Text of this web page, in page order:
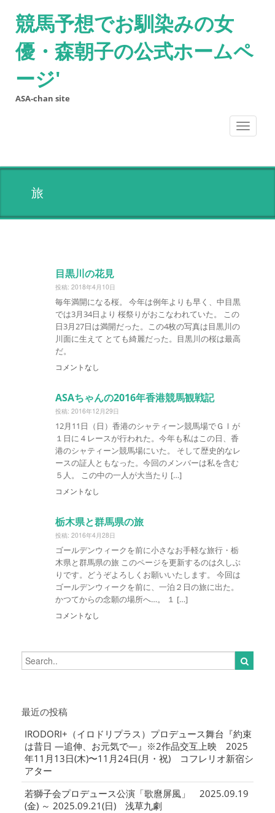
競馬予想でお馴染みの女
優・森朝子の公式ホームペ
ージ'
ASA-chan site
Toggle
旅
目黒川の花見
投稿: 2018年4月10日
毎年満開になる桜。 今年は例年よりも早く、中目黒
では3月34日より 桜祭りがおこなわれていた。 この
日3月27日は満開だった。この4枚の写真は目黒川の
川面に生えて とても綺麗だった。目黒川の桜は最高
だ。
コメントなし
ASAちゃんの2016年香港競馬観戦記
投稿: 2016年12月29日
12月11日（日）香港のシャティーン競馬場でＧⅠが
１日に４レースが行われた。今年も私はこの日、香
港のシャティーン競馬場にいた。 そして歴史的なレ
ースの証人ともなった。今回のメンバーは私を含む
５人。 この中の一人が大当たり […]
コメントなし
栃木県と群馬県の旅
投稿: 2016年4月28日
ゴールデンウィークを前に小さなお手軽な旅行・栃
木県と群馬県の旅 このページを更新するのは久しぶ
りです。どうぞよろしくお願いいたします。 今回は
ゴールデンウィークを前に、一泊２日の旅に出た。
かつてからの念願の場所へ…。 １ […]
コメントなし
最近の投稿
IRODORI+（イロドリプラス）プロデュース舞台『約束
は昔日 ―追伸、お元気で―』※2作品交互上映 2025
年11月13日(木)〜11月24日(月・祝) コフレリオ新宿シ
アター
若獅子会プロデュース公演「歌麿屏風」 2025.09.19
(金) ～ 2025.09.21(日) 浅草九劇